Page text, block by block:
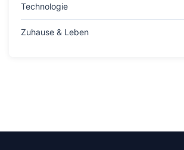
Technologie
Zuhause & Leben